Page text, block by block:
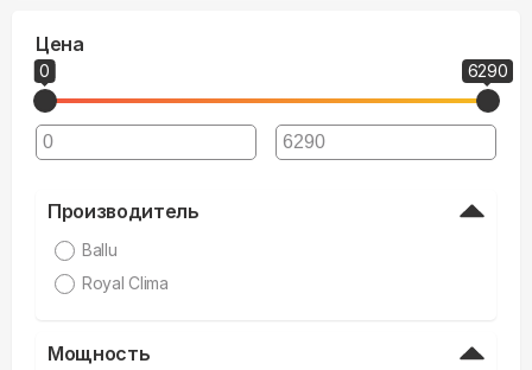
Цена
0 6290
Производитель
Ballu
Royal Clima
Мощность